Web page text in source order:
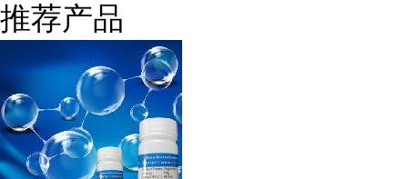
推荐产品